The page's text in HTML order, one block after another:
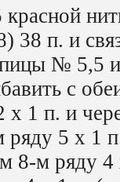
38 п. и
№ 5,5
с
1 п. и
5 х 1
8-м ряду 4